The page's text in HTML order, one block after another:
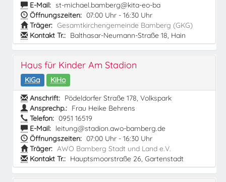
E-Mail: st-michael.bamberg@kita-eo-ba
Öffnungszeiten: 07:00 Uhr - 16:30 Uhr
Träger: Gesamtkirchengemeinde Bamberg (GKG)
Kontakt Tr.: Balthasar-Neumann-Straße 18, Hain
Haus für Kinder Am Stadion
KiGa
KiHo
Anschrift: Pödeldorfer Straße 178, Volkspark
Ansprechp.: Frau Heike Behrens
Telefon: 0951 16519
E-Mail: leitung@stadion.awo-bamberg.de
Öffnungszeiten: 07:00 Uhr - 16:30 Uhr
Träger: AWO Bamberg Stadt und Land e.V.
Kontakt Tr.: Hauptsmoorstraße 26, Gartenstadt